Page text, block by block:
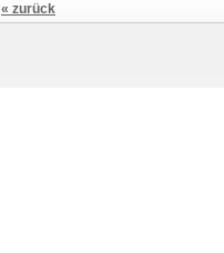
« zurück